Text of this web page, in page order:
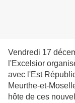
Vendredi 17
l'Excelsior
avec l'Est
Meurthe-et-
hôte de ces